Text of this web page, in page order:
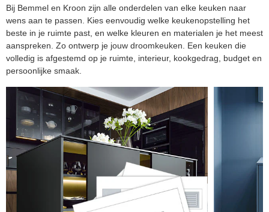
Bij Bemmel en Kroon zijn alle onderdelen van elke keuken naar
wens aan te passen. Kies eenvoudig welke keukenopstelling het
beste in je ruimte past, en welke kleuren en materialen je het meest
aanspreken. Zo ontwerp je jouw droomkeuken. Een keuken die
volledig is afgestemd op je ruimte, interieur, kookgedrag, budget en
persoonlijke smaak.